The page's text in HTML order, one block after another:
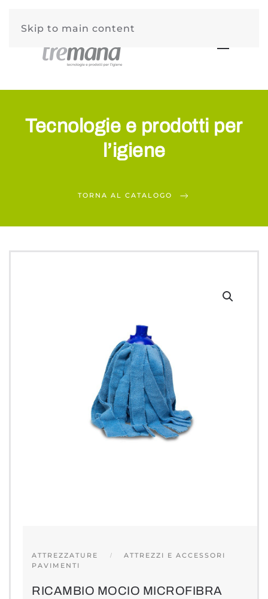
Skip to main content
Tecnologie e prodotti per
l’igiene
TORNA AL CATALOGO
ATTREZZATURE
ATTREZZI E ACCESSORI
PAVIMENTI
RICAMBIO MOCIO MICROFIBRA